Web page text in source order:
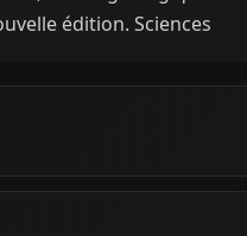
édition. Sciences